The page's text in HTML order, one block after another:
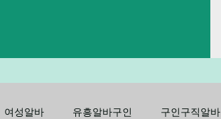
여성알바 유흥알바구인 구인구직알바